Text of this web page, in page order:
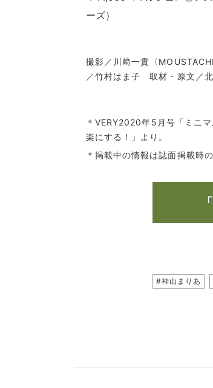
ーズ）
撮影／川﨑一貴〈
／竹村はま子 取材・原文／
＊VERY2020年5月号「ミニ
楽にする！」より。
＊掲載中の情報は誌面掲載時
#神山まりあ